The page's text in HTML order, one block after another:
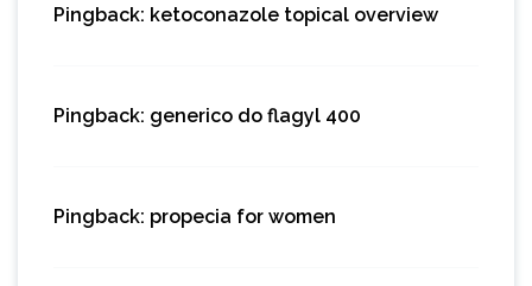
Pingback: ketoconazole topical overview
Pingback: generico do flagyl 400
Pingback: propecia for women